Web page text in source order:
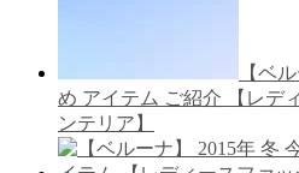
【ベ
め アイテム ご紹介 【レデ
ンテリア】